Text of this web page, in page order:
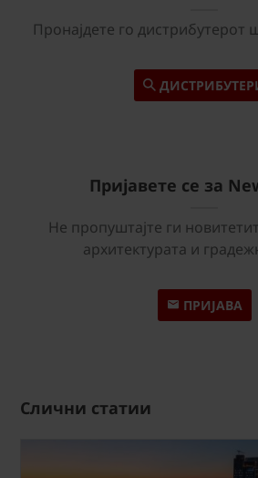
Пронајдете го дистрибутерот
Пријавете се за
Не пропуштајте ги
архитектурата и
ПРИЈАВА
Слични статии